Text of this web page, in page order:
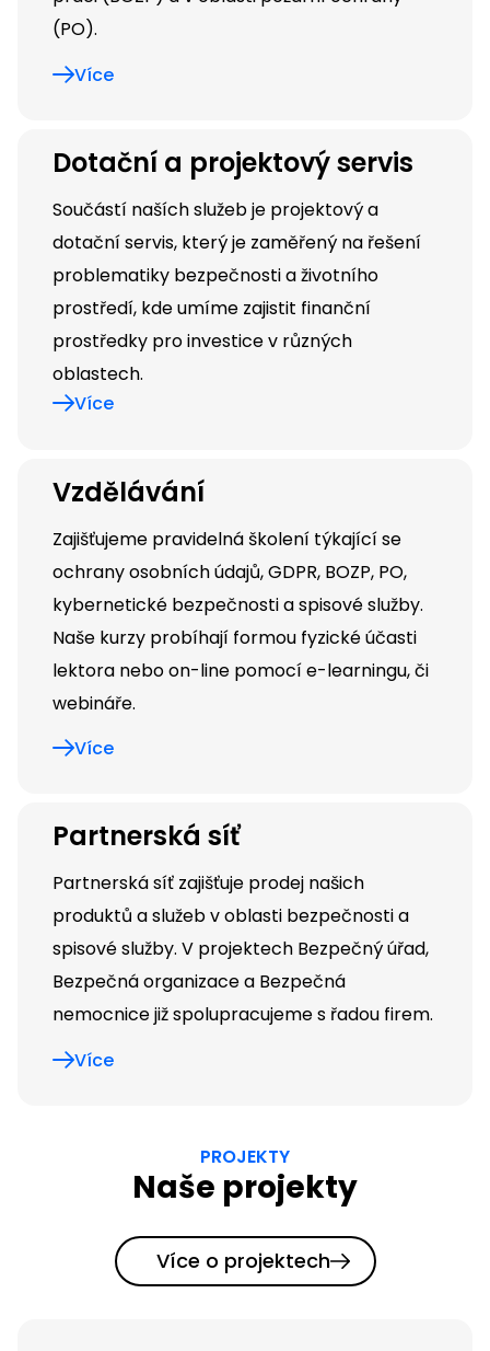
(PO).
Více
Dotační a projektový servis
Součástí naších služeb je projektový a
dotační servis, který je zaměřený na řešení
problematiky bezpečnosti a životního
prostředí, kde umíme zajistit finanční
prostředky pro investice v různých
oblastech.
Více
Vzdělávání
Zajišťujeme pravidelná školení týkající se
ochrany osobních údajů, GDPR, BOZP, PO,
kybernetické bezpečnosti a spisové služby.
Naše kurzy probíhají formou fyzické účasti
lektora nebo on-line pomocí e-learningu, či
webináře.
Více
Partnerská síť
Partnerská síť zajišťuje prodej našich
produktů a služeb v oblasti bezpečnosti a
spisové služby. V projektech Bezpečný úřad,
Bezpečná organizace a Bezpečná
nemocnice již spolupracujeme s řadou firem.
Více
PROJEKTY
Naše projekty
Více o projektech